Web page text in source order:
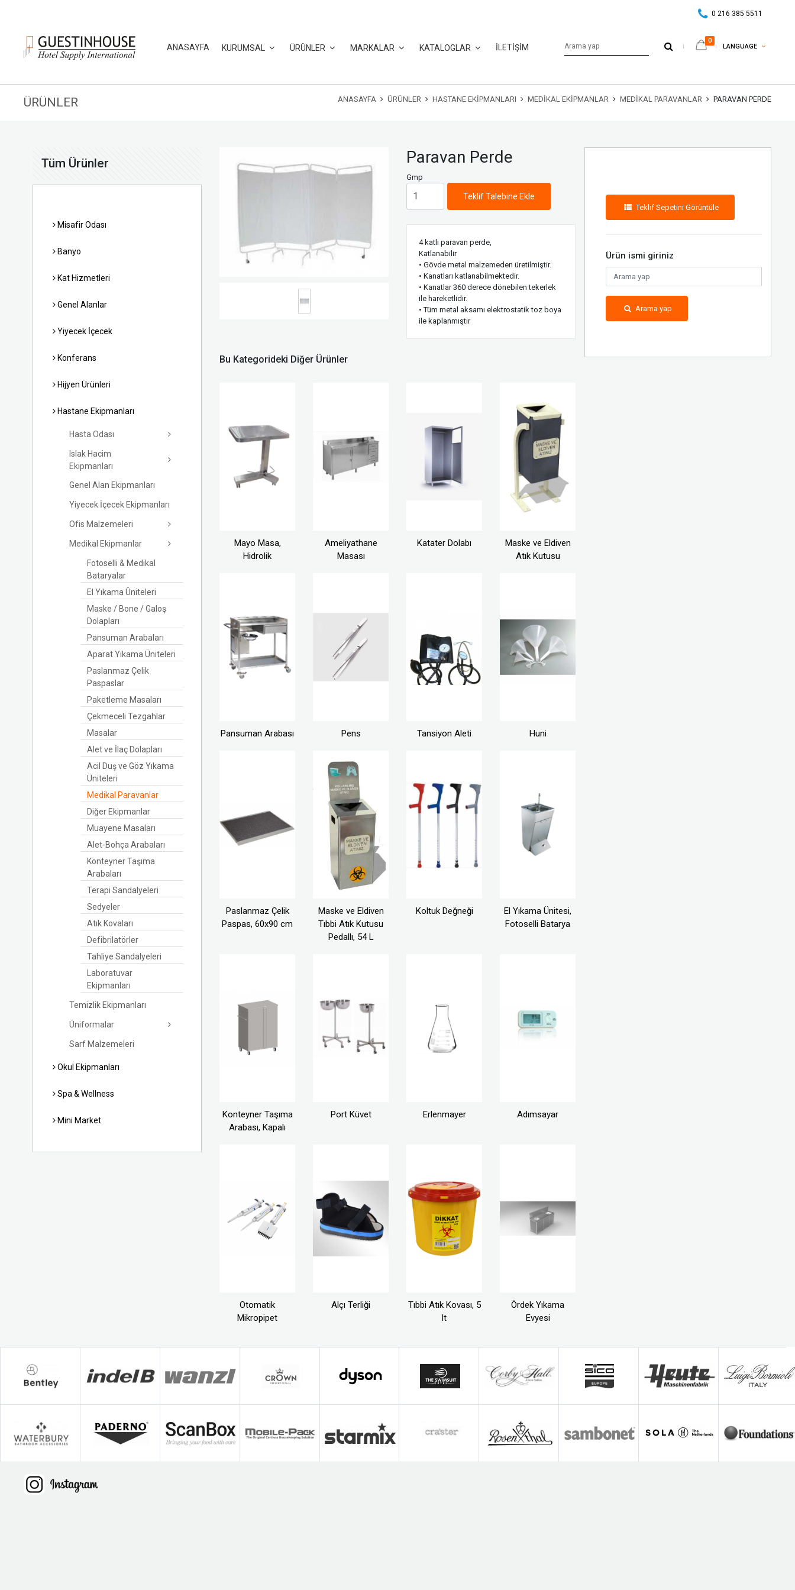
ANASAYFA KURUMSAL ÜRÜNLER MARKALAR KATALOGLAR İLETİŞİM
0 216 385 5511
0
LANGUAGE
ÜRÜNLER ANASAYFA ÜRÜNLER HASTANE EKIPMANLARI MEDIKAL EKIPMANLAR MEDIKAL PARAVANLAR PARAVAN PERDE
Tüm Ürünler
Misafir Odası
Banyo
Kat Hizmetleri
Genel Alanlar
Yiyecek İçecek
Konferans
Hijyen Ürünleri
Hastane Ekipmanları
Hasta Odası
Islak Hacim
Ekipmanları
Genel Alan Ekipmanları
Yiyecek İçecek Ekipmanları
Ofis Malzemeleri
Medikal Ekipmanlar
Fotoselli & Medikal
Bataryalar
El Yıkama Üniteleri
Maske / Bone / Galoş
Dolapları
Pansuman Arabaları
Aparat Yıkama Üniteleri
Paslanmaz Çelik
Paspaslar
Paketleme Masaları
Çekmeceli Tezgahlar
Masalar
Alet ve İlaç Dolapları
Acil Duş ve Göz Yıkama
Üniteleri
Medikal Paravanlar
Diğer Ekipmanlar
Muayene Masaları
Alet-Bohça Arabaları
Konteyner Taşıma
Arabaları
Terapi Sandalyeleri
Sedyeler
Atık Kovaları
Defibrilatörler
Tahliye Sandalyeleri
Laboratuvar
Ekipmanları
Temizlik Ekipmanları
Üniformalar
Sarf Malzemeleri
Okul Ekipmanları
Spa & Wellness
Mini Market
Paravan Perde
Gmp
Teklif Talebine Ekle
4 katlı paravan perde,
Katlanabilir
• Gövde metal malzemeden üretilmiştir.
• Kanatları katlanabilmektedir.
• Kanatlar 360 derece dönebilen tekerlek
ile hareketlidir.
• Tüm metal aksamı elektrostatik toz boya
ile kaplanmıştır
Bu Kategorideki Diğer Ürünler
Mayo Masa,
Hidrolik
Ameliyathane
Masası
Katater Dolabı
Maske ve Eldiven
Atık Kutusu
Pansuman Arabası Pens Tansiyon Aleti Huni
Paslanmaz Çelik
Paspas, 60x90 cm
Maske ve Eldiven
Tıbbi Atık Kutusu
Pedallı, 54 L
Koltuk Değneği
El Yıkama Ünitesi,
Fotoselli Batarya
Konteyner Taşıma
Arabası, Kapalı
Port Küvet Erlenmayer Adımsayar
Otomatik
Mikropipet
Alçı Terliği
Tıbbi Atık Kovası, 5
lt
Ördek Yıkama
Evyesi
Teklif Sepetini Görüntüle
Ürün ismi giriniz
Arama yap